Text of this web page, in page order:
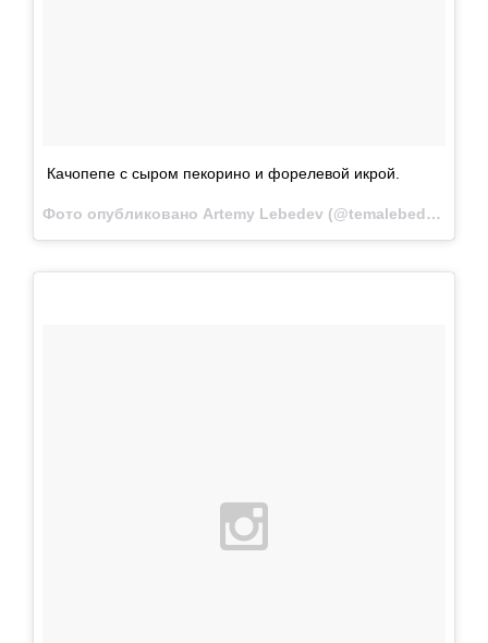
Качопепе с сыром пекорино и форелевой икрой.
Фото опубликовано Artemy Lebedev (@temalebedev)